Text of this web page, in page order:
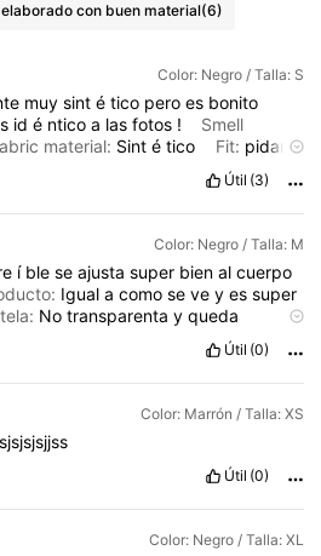
elaborado con buen material(6)
Color: Negro / Talla: S
muy sint é tico pero es bonito
idé nticoa lasfotos !
Smell
material: Sintético Fit: pidan1
Útil (3)
Color: Negro / Talla: M
í bleseajustasuper bienalcuerpo
Igualacomoseveyessuper
Notransparentayqueda
Útil (0)
Color: Marrón / Talla: XS
Útil (0)
Color: Negro / Talla: XL